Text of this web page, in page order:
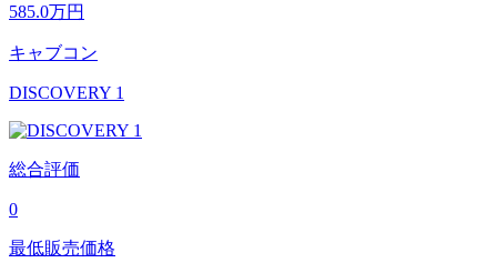
585.0万円
キャブコン
DISCOVERY 1
総合評価
0
最低販売価格